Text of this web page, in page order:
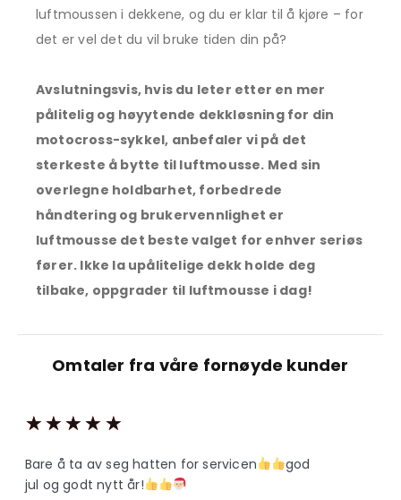
luftmoussen i dekkene, og du er klar til å kjøre – for
det er vel det du vil bruke tiden din på?
Avslutningsvis, hvis du leter etter en mer
pålitelig og høyytende dekkløsning for din
motocross-sykkel, anbefaler vi på det
sterkeste å bytte til luftmousse. Med sin
overlegne holdbarhet, forbedrede
håndtering og brukervennlighet er
luftmousse det beste valget for enhver seriøs
fører. Ikke la upålitelige dekk holde deg
tilbake, oppgrader til luftmousse i dag!
Omtaler fra våre fornøyde kunder
★ ★ ★ ★ ★
Bare å ta av seg hatten for servicen
god
jul og godt nytt år!